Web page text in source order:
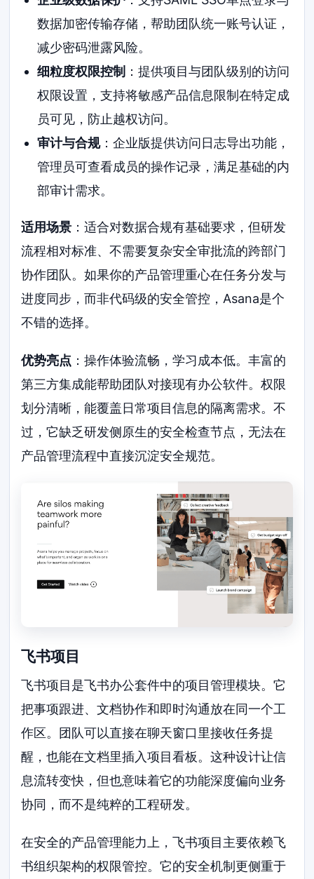
数据加密传输存储，帮助团队统一账号认证，
减少密码泄露风险。
细粒度权限控制 ：提供项目与团队级别的访问
权限设置，支持将敏感产品信息限制在特定成
员可见，防止越权访问。
审计与合规：企业版提供访问日志导出功能，
管理员可查看成员的操作记录，满足基础的内
部审计需求。
适用场景 ：适合对数据合规有基础要求，但研发
流程相对标准、不需要复杂安全审批流的跨部门
协作团队。如果你的产品管理重心在任务分发与
进度同步，而非代码级的安全管控，Asana是个
不错的选择。
优势亮点 ：操作体验流畅，学习成本低。丰富的
第三方集成能帮助团队对接现有办公软件。权限
划分清晰，能覆盖日常项目信息的隔离需求。不
过，它缺乏研发侧原生的安全检查节点，无法在
产品管理流程中直接沉淀安全规范。
飞书项目
飞书项目是飞书办公套件中的项目管理模块。它
把事项跟进、文档协作和即时沟通放在同一个工
作区。团队可以直接在聊天窗口里接收任务提
醒，也能在文档里插入项目看板。这种设计让信
息流转变快，但也意味着它的功能深度偏向业务
协同，而不是纯粹的工程研发。
在安全的产品管理能力上，飞书项目主要依赖飞
书组织架构的权限管控。它的安全机制更侧重于